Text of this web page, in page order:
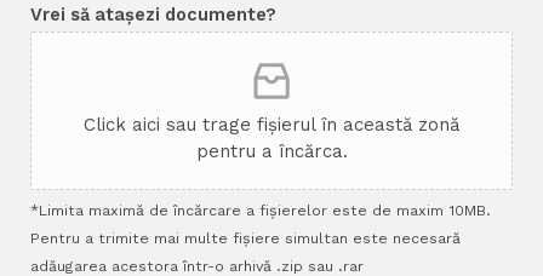
Vrei să atașezi documente?
Click aici sau trage fișierul în această zonă
pentru a încărca.
*Limita maximă de încărcare a fișierelor este de maxim 10MB.
Pentru a trimite mai multe fișiere simultan este necesară
adăugarea acestora într-o arhivă .zip sau .rar